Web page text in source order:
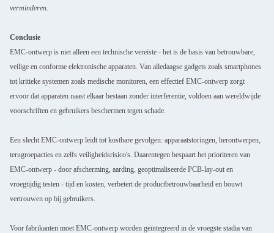
verminderen.
Conclusie
EMC-ontwerp is niet alleen een technische vereiste - het is de basis van betrouwbare,
veilige en conforme elektronische apparaten. Van alledaagse gadgets zoals smartphones
tot kritieke systemen zoals medische monitoren, een effectief EMC-ontwerp zorgt
ervoor dat apparaten naast elkaar bestaan zonder interferentie, voldoen aan wereldwijde
voorschriften en gebruikers beschermen tegen schade.
Een slecht EMC-ontwerp leidt tot kostbare gevolgen: apparaatstoringen, herontwerpen,
terugroepacties en zelfs veiligheidsrisico's. Daarentegen bespaart het prioriteren van
EMC-ontwerp - door afscherming, aarding, geoptimaliseerde PCB-lay-out en
vroegtijdig testen - tijd en kosten, verbetert de productbetrouwbaarheid en bouwt
vertrouwen op bij gebruikers.
Voor fabrikanten moet EMC-ontwerp worden geïntegreerd in de vroegste stadia van